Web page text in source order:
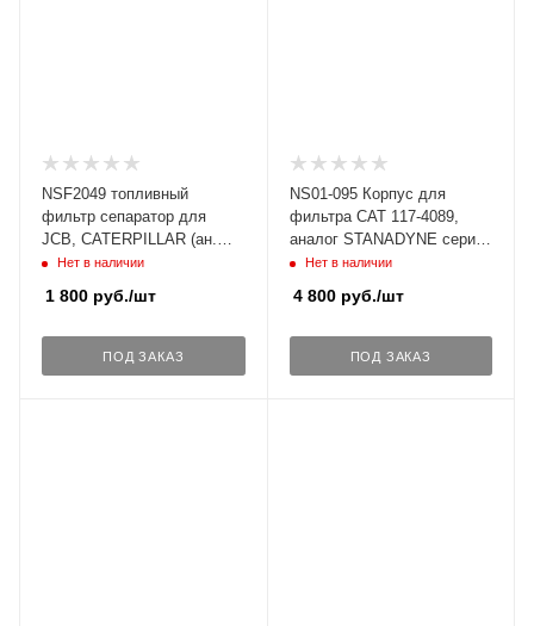
NSF2049 топливный
фильтр сепаратор для
JCB, CATERPILLAR (ан.
32/925950, 361-9554,
Нет в наличии
1 800 руб./шт
ПОД ЗАКАЗ
NS01-095 Корпус для
фильтра CAT 117-4089,
аналог STANADYNE серия
FM-100 34504, М14 х 1,5
Нет в наличии
4 800руб./шт
ПОД ЗАКАЗ